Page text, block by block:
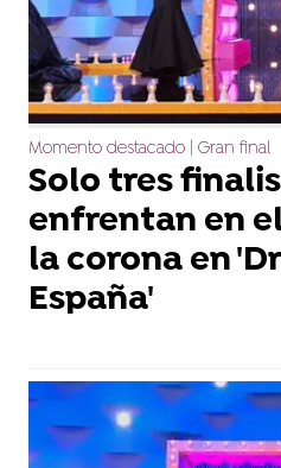
Momento destacado | Gran final
Solo tres
enfrentan en
la corona en
España'